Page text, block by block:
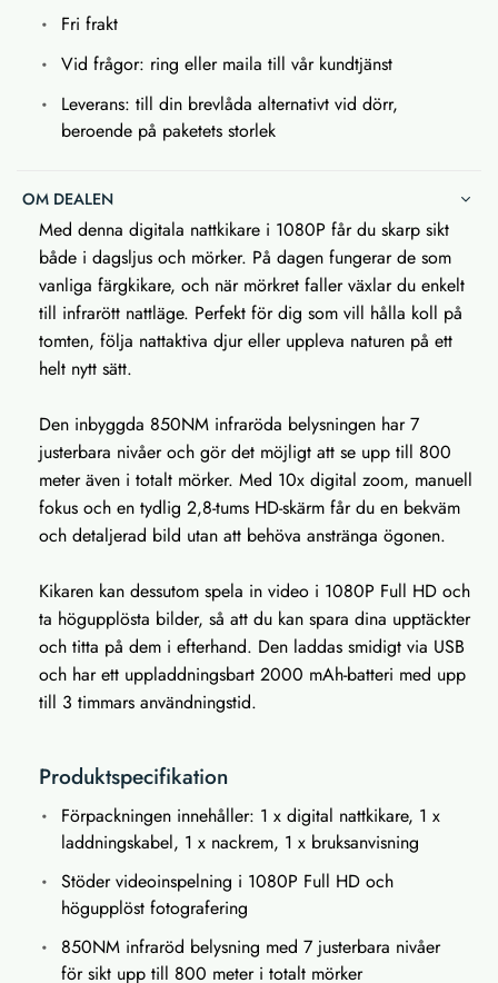
Fri frakt
Vid frågor: ring eller maila till vår kundtjänst
Leverans: till din brevlåda alternativt vid dörr,
beroende på paketets storlek
OM DEALEN
Med denna digitala nattkikare i 1080P får du skarp sikt
både i dagsljus och mörker. På dagen fungerar de som
vanliga färgkikare, och när mörkret faller växlar du enkelt
till infrarött nattläge. Perfekt för dig som vill hålla koll på
tomten, följa nattaktiva djur eller uppleva naturen på ett
helt nytt sätt.
Den inbyggda 850NM infraröda belysningen har 7
justerbara nivåer och gör det möjligt att se upp till 800
meter även i totalt mörker. Med 10x digital zoom, manuell
fokus och en tydlig 2,8-tums HD-skärm får du en bekväm
och detaljerad bild utan att behöva anstränga ögonen.
Kikaren kan dessutom spela in video i 1080P Full HD och
ta högupplösta bilder, så att du kan spara dina upptäckter
och titta på dem i efterhand. Den laddas smidigt via USB
och har ett uppladdningsbart 2000 mAh-batteri med upp
till 3 timmars användningstid.
Produktspecifikation
Förpackningen innehåller: 1 x digital nattkikare, 1 x
laddningskabel, 1 x nackrem, 1 x bruksanvisning
Stöder videoinspelning i 1080P Full HD och
högupplöst fotografering
850NM infraröd belysning med 7 justerbara nivåer
för sikt upp till 800 meter i totalt mörker